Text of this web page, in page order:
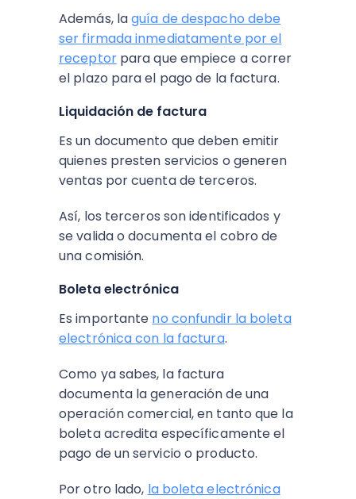
Además, laguía de despacho debe
ser firmada inmediatamente por el
receptorpara que empiece a correr
el plazo para el pago de la factura.
Liquidación de factura
Es un documento que deben emitir
quienes presten servicios o generen
ventas por cuenta de terceros.
Así, los terceros son identificados y
se valida o documenta el cobro de
una comisión.
Boleta electrónica
Es importante no confundir la boleta
electrónica con la factura.
Como ya sabes, la factura
documenta la generación de una
operación comercial, en tanto que la
boletaacredita específicamente el
pago de un servicio o producto.
Por otro lado, la boleta electrónica